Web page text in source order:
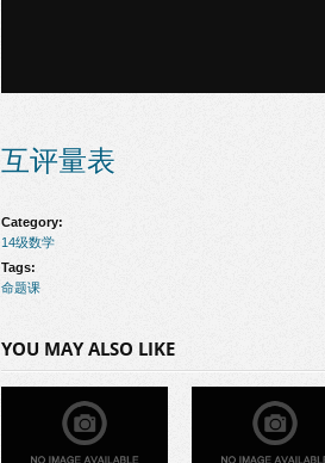
互评量表
Category:
14级数学
Tags:
命题课
YOU MAY ALSO LIKE